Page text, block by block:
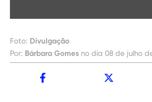
Foto: Divulgação
Por: Bárbara Gomes no dia 08 de julho